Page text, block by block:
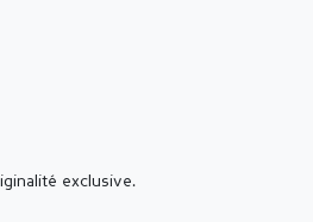
exclusive.